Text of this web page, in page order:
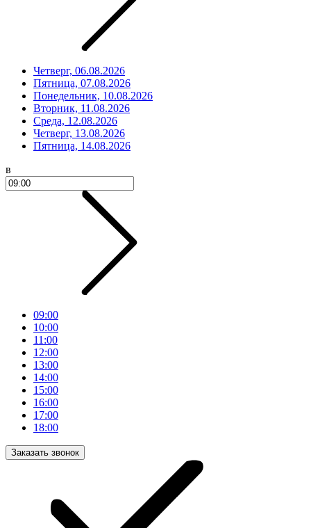
Четверг, 06.08.2026
Пятница, 07.08.2026
Понедельник, 10.08.2026
Вторник, 11.08.2026
Среда, 12.08.2026
Четверг, 13.08.2026
Пятница, 14.08.2026
в
09:00
10:00
11:00
12:00
13:00
14:00
15:00
16:00
17:00
18:00
Заказать звонок